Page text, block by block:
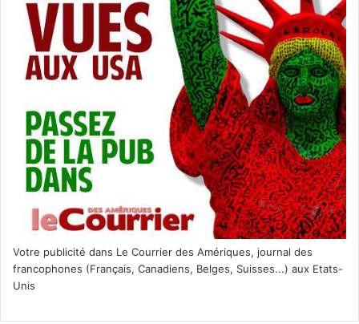
road trips, et on aime bien aussi « I hope you’re happy
now » en duo avec Carly Pearce.
Votre publicité dans Le Courrier des Amériques, journal des
francophones (Français, Canadiens, Belges, Suisses...) aux Etats-
Unis